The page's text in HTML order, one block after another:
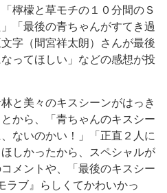
檸檬と草モチの１０分間のＳ
「最後の青ちゃんがすてき過
字（間宮祥太朗）さんが最後
ってほしい」などの感想が投
と美々のキスシーンがはっき
から、「青ちゃんのキスシー
ないのかい！」「正直２人に
しかったから、スペシャルが
メントや、「最後のキスシー
ラブ』らしくてかわいかっ